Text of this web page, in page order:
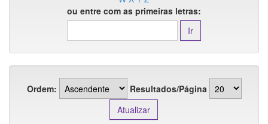
ou entre com as primeiras letras:
Ordem: Resultados/Página